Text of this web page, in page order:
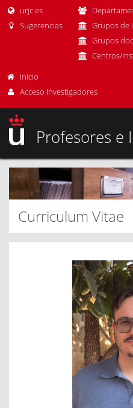
urjc.es
Sugerencias
Grupos de
Grupos
Centros/
Inicio
Acceso Investigadores
Profesores e
Curriculum Vitae